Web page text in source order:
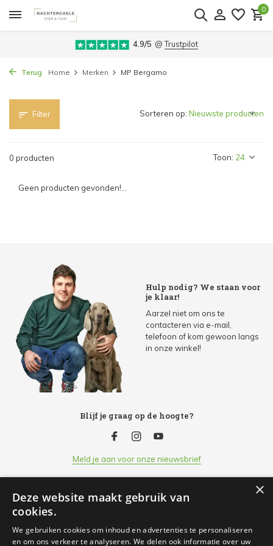
0
4.9/5 @Trustpilot
Terug Home Merken MP Bergamo
Filter
0 producten Toon:
Sorteren op:
Geen producten gevonden!...
Hulp nodig? We staan voor
je klaar!
Aarzel niet om ons te
contacteren via e-mail,
telefoon of kom gewoon langs
in onze winkel!
Blijf je graag op de hoogte?
Meld je aan voor onze nieuwsbrief
Klantenservice
Openingsuren
×
Deze website maakt gebruik van
cookies.
We gebruiken cookies om inhoud en advertenties te personaliseren
en om ons verkeer te analyseren. We delen ook informatie over uw